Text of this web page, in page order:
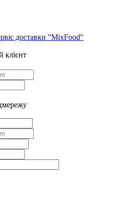
доставки "MixFood"
клієнт